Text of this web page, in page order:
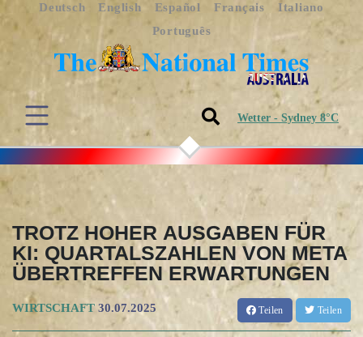
Deutsch English Español Français
Italiano
Português
Wetter - Sydney 8°C
TROTZ HOHER AUSGABEN FÜR
KI: QUARTALSZAHLEN VON META
ÜBERTREFFEN ERWARTUNGEN
WIRTSCHAFT 30.07.2025 Teilen Teilen